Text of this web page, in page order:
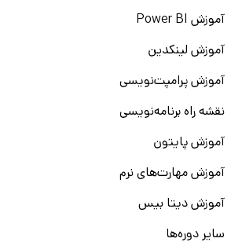
آموزش Power BI
آموزش لینکدین
آموزش پرامپت‌نویسی
نقشه راه برنامه‌نویسی
آموزش پایتون
آموزش مهارت‌های نرم
آموزش دیتا بیس
سایر دوره‌ها